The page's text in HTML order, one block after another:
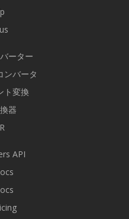
ーター
ンバータ
ト変換
器
API